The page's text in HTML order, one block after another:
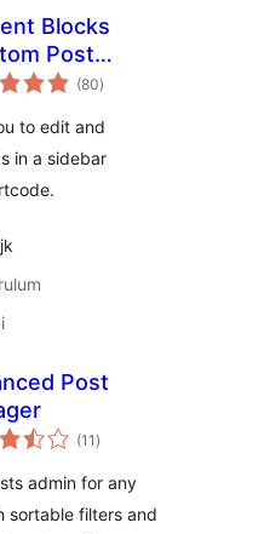
Blocks
Post
(80toplam
puan
)
to edit and
in a sidebar
Post
(11 toplam
puan
)
admin for any
sortable filters and